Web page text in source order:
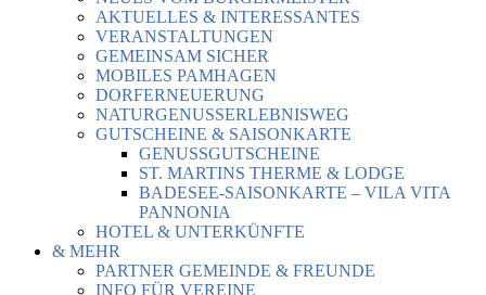
AKTUELLES & INTERESSANTES
VERANSTALTUNGEN
GEMEINSAM SICHER
MOBILES PAMHAGEN
DORFERNEUERUNG
NATURGENUSSERLEBNISWEG
GUTSCHEINE & SAISONKARTE
GENUSSGUTSCHEINE
ST. MARTINS THERME & LODGE
BADESEE-SAISONKARTE – VILA VITA
PANNONIA
HOTEL & UNTERKÜNFTE
& MEHR
PARTNER GEMEINDE & FREUNDE
INFO FÜR VEREINE